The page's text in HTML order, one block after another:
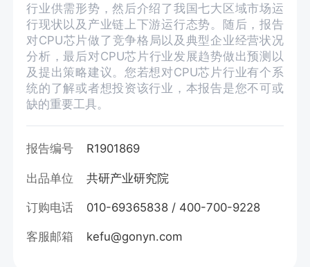
行业供需形势，然后介绍了我国七大区域市场运
行现状以及产业链上下游运行态势。随后，报告
对CPU芯片做了竞争格局以及典型企业经营状况
分析，最后对CPU芯片行业发展趋势做出预测以
及提出策略建议。您若想对CPU芯片行业有个系
统的了解或者想投资该行业，本报告是您不可或
缺的重要工具。
报告编号 R1901869
出品单位 共研产业研究院
订购电话 010-69365838 / 400-700-9228
客服邮箱 kefu@gonyn.com